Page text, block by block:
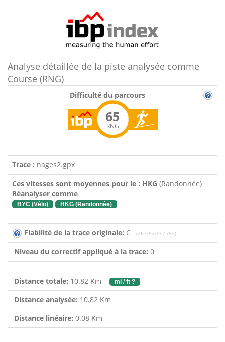
Analyse détaillée de la piste analysée comme
Course (RNG)
Difficulté du parcours
65
RNG
Trace : nages2.gpx
Ces vitesses sont moyennes pour le : HKG (Randonnée)
Réanalyser comme
BYC (Vélo) HKG (Randonnée)
Fiabilité de la trace originale: C (267/52/0/-/-/52)
Niveau du correctif appliqué à la trace: 0
Distance totale: 10.82 Km mi / ft ?
Distance analysée: 10.82 Km
Distance linéaire: 0.08 Km